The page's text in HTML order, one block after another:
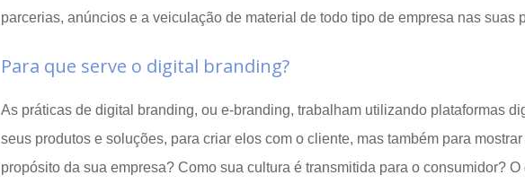
parcerias, anúncios e a veiculação de material de todo tipo de empresa nas suas
Para que serve o digital branding?
As práticas de digital branding, ou e-branding, trabalham utilizando plataformas
seus produtos e soluções, para criar elos com o cliente, mas também para
propósito da sua empresa? Como sua cultura é transmitida para o consumidor? O